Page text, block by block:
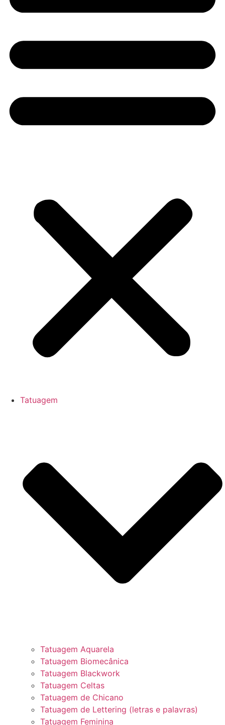
Tatuagem
Tatuagem Aquarela
Tatuagem Biomecânica
Tatuagem Blackwork
Tatuagem Celtas
Tatuagem de Chicano
Tatuagem de Lettering (letras e palavras)
Tatuagem Feminina